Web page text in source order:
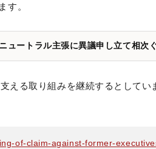
す。
ュートラル主張に異議申し立て相次
える取り組みを継続するとしてい
of-claim-against-former-